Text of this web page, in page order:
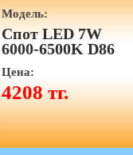
Модель:
Спот LED 7W
6000-6500K D86
Цена:
4208 тг.